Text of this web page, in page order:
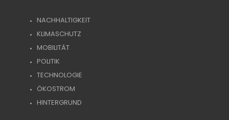
NACHHALTIGKEIT
KLIMASCHUTZ
MOBILITÄT
POLITIK
TECHNOLOGIE
ÖKOSTROM
HINTERGRUND